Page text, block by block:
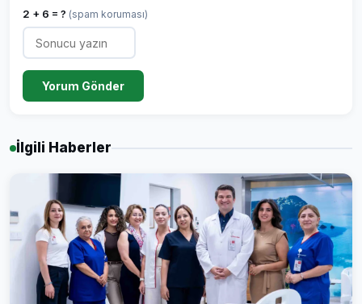
2 + 6 = ? (spam koruması)
Yorum Gönder
İlgili Haberler